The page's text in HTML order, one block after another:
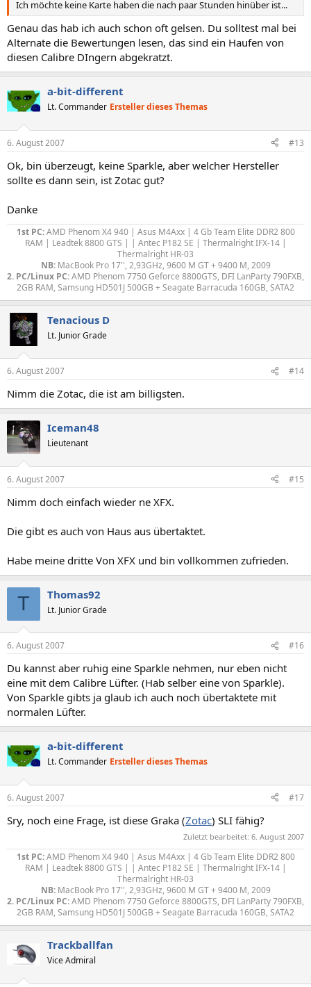
Ich möchte keine Karte haben die nach paar Stunden hinüber ist...
Genau das hab ich auch schon oft gelsen. Du solltest mal bei
Alternate die Bewertungen lesen, das sind ein Haufen von
diesen Calibre DIngern abgekratzt.
a-bit-different
Lt. Commander Ersteller dieses Themas
6. August 2007 #13
Ok, bin überzeugt, keine Sparkle, aber welcher Hersteller
sollte es dann sein, ist Zotac gut?
Danke
1st PC:AMD Phenom X4 940 | Asus M4Axx | 4 Gb Team Elite DDR2 800
RAM | Leadtek 8800 GTS | | Antec P182 SE | Thermalright IFX-14 |
Thermalright HR-03
NB:MacBook Pro 17'', 2,93GHz, 9600 M GT + 9400 M, 2009
2. PC/Linux PC:AMD Phenom 7750 Geforce 8800GTS, DFI LanParty 790FXB,
2GB RAM, Samsung HD501J 500GB + Seagate Barracuda 160GB, SATA2​
Tenacious D
Lt. Junior Grade
6. August 2007 #14
Nimm die Zotac, die ist am billigsten.
Iceman48
Lieutenant
6. August 2007 #15
Nimm doch einfach wieder ne XFX.
Die gibt es auch von Haus aus übertaktet.
Habe meine dritte Von XFX und bin vollkommen zufrieden.
T Thomas92
Lt. Junior Grade
6. August 2007 #16
Du kannst aber ruhig eine Sparkle nehmen, nur eben nicht
eine mit dem Calibre Lüfter. (Hab selber eine von Sparkle).
Von Sparkle gibts ja glaub ich auch noch übertaktete mit
normalen Lüfter.
a-bit-different
Lt. Commander Ersteller dieses Themas
6. August 2007 #17
Sry, noch eine Frage, ist diese Graka (Zotac) SLI fähig?
Zuletzt bearbeitet: 6. August 2007
1st PC:AMD Phenom X4 940 | Asus M4Axx | 4 Gb Team Elite DDR2 800
RAM | Leadtek 8800 GTS | | Antec P182 SE | Thermalright IFX-14 |
Thermalright HR-03
NB:MacBook Pro 17'', 2,93GHz, 9600 M GT + 9400 M, 2009
2. PC/Linux PC:AMD Phenom 7750 Geforce 8800GTS, DFI LanParty 790FXB,
2GB RAM, Samsung HD501J 500GB + Seagate Barracuda 160GB, SATA2​
Trackballfan
Vice Admiral